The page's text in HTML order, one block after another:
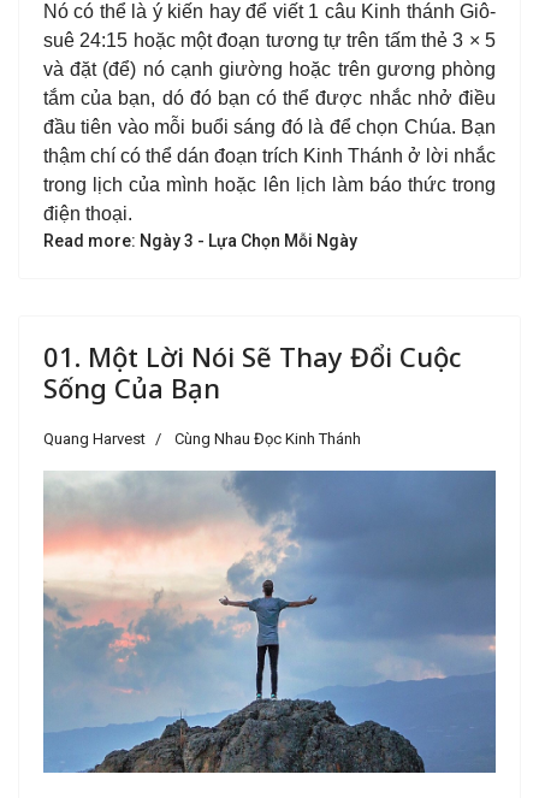
Nó có thể là ý kiến hay để viết 1 câu Kinh thánh Giô-
suê 24:15 hoặc một đoạn tương tự trên tấm thẻ 3 × 5
và đặt (để) nó cạnh giường hoặc trên gương phòng
tắm của bạn, dó đó bạn có thể được nhắc nhở điều
đầu tiên vào mỗi buổi sáng đó là để chọn Chúa. Bạn
thậm chí có thể dán đoạn trích Kinh Thánh ở lời nhắc
trong lịch của mình hoặc lên lịch làm báo thức trong
điện thoại.
Read more: Ngày 3 - Lựa Chọn Mỗi Ngày
01. Một Lời Nói Sẽ Thay Đổi Cuộc
Sống Của Bạn
Quang Harvest Cùng Nhau Đọc Kinh Thánh